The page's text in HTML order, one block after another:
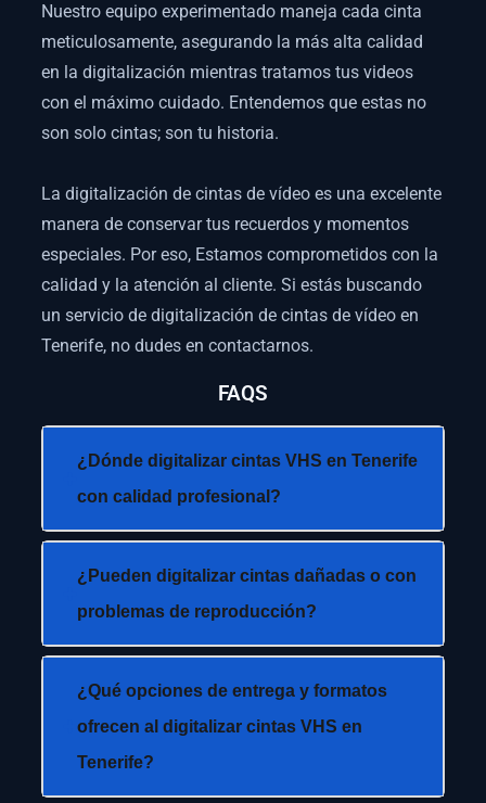
Nuestro equipo experimentado maneja cada cinta
meticulosamente, asegurando la más alta calidad
en la digitalización mientras tratamos tus videos
con el máximo cuidado. Entendemos que estas no
son solo cintas; son tu historia.
La digitalización de cintas de vídeo es una excelente
manera de conservar tus recuerdos y momentos
especiales. Por eso, Estamos comprometidos con la
calidad y la atención al cliente. Si estás buscando
un servicio de digitalización de cintas de vídeo en
Tenerife, no dudes en contactarnos.
FAQS
¿Dónde digitalizar cintas VHS en Tenerife
con calidad profesional?
¿Pueden digitalizar cintas dañadas o con
problemas de reproducción?
¿Qué opciones de entrega y formatos
ofrecen al digitalizar cintas VHS en
Tenerife?